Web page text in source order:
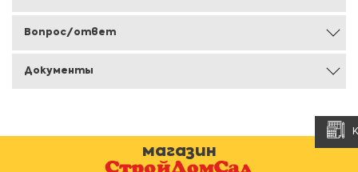
Вопрос/ответ
Документы
магазин